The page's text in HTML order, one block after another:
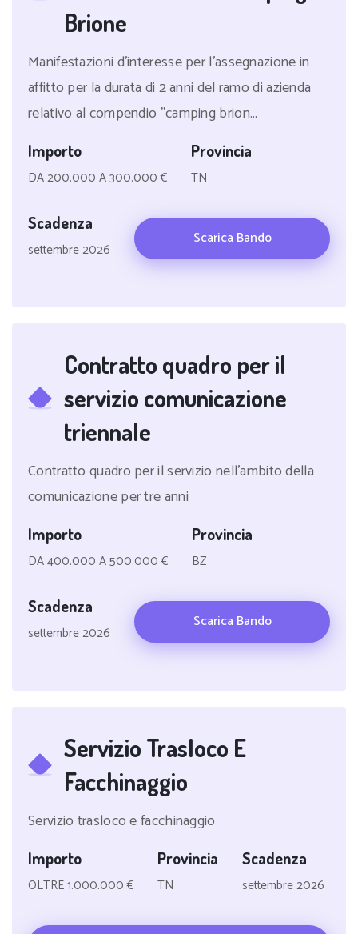
Brione
Manifestazioni d'interesse per l'assegnazione in
affitto per la durata di 2 anni del ramo di azienda
relativo al compendio "camping brion...
Importo
DA 200.000 A 300.000 €
Provincia
TN
Scadenza
settembre 2026
Scarica Bando
Contratto quadro per il
servizio comunicazione
triennale
Contratto quadro per il servizio nell'ambito della
comunicazione per tre anni
Importo
DA 400.000 A 500.000 €
Provincia
BZ
Scadenza
settembre 2026
Scarica Bando
Servizio Trasloco E
Facchinaggio
Servizio trasloco e facchinaggio
Importo
OLTRE 1.000.000 €
Provincia
TN
Scadenza
settembre 2026